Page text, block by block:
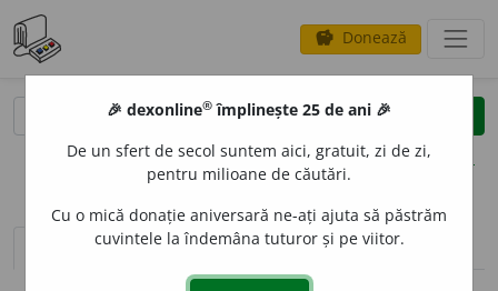
savings Donează
clear
opțiuni
sinteza definițiilor (1) definiții (14) declinări
🎉 dexonline® împlinește 25 de ani 🎉
De un sfert de secol suntem aici, gratuit, zi de zi,
pentru milioane de căutări.
Cu o mică donație aniversară ne-ați ajuta să păstrăm
cuvintele la îndemâna tuturor și pe viitor.